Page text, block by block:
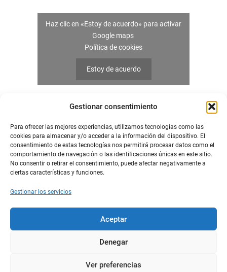
Gestionar consentimiento
Para ofrecer las mejores experiencias, utilizamos tecnologías como las
cookies para almacenar y/o acceder a la información del dispositivo. El
consentimiento de estas tecnologías nos permitirá procesar datos como el
comportamiento de navegación o las identificaciones únicas en este sitio.
No consentir o retirar el consentimiento, puede afectar negativamente a
ciertas características y funciones.
Gestionar los servicios
Aceptar
Denegar
Ver preferencias
Haz clic en «Estoy de acuerdo» para activar
Google maps
Política de cookies
Estoy de acuerdo
Piscinas Plaza – Piscinas prefabricadas y
poliéster
Zaragoza
876 76 87 66
info@piscinasplaza.com
Piscinas Clásicas